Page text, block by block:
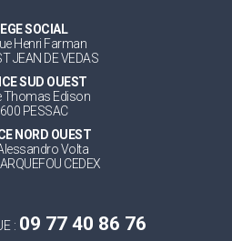
SOCIAL
Henri Farman
JEAN DE VEDAS
SUD OUEST
Thomas Edison
PESSAC
NORD OUEST
Volta
CEDEX
: 09 77 40 86 76